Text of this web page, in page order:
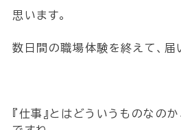
思います。
数日間の職場体験を終えて、
『仕事』とはどういうものなの